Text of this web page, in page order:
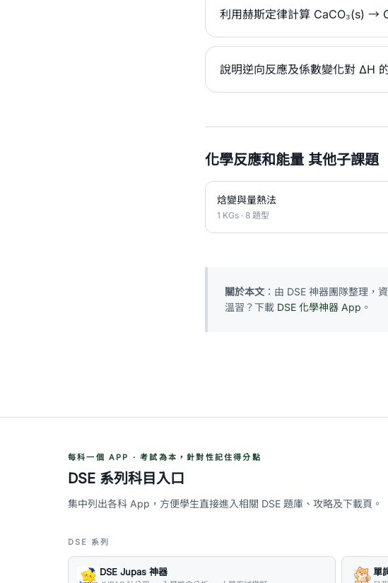
利用赫斯定律計算 CaCO₃(s) →
說明逆向反應及係數變化對 ΔH
化學反應和能量 其他子課題
焓變與量熱法
1 KGs · 8 題型
關於本文 ：由 DSE 神器團隊整理，
溫習？下載 DSE 化學神器 App 。
每科一個 APP · 考試為本，針對性記住得分點
DSE 系列科目入口
集中列出各科 App，方便學生直接進入相關 DSE 題庫、攻略及下載頁。
DSE 系列
DSE Jupas 神器 單